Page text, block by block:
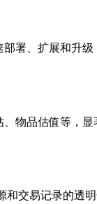
署、扩展和升
物品估值等，
交易记录的